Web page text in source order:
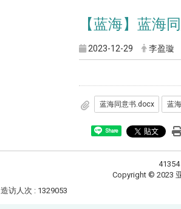
【蓝海】蓝海
2023-12-29 李盈璇
蓝海同意书.docx 蓝
Share
Copyright © 2023
造访人次 : 1329053